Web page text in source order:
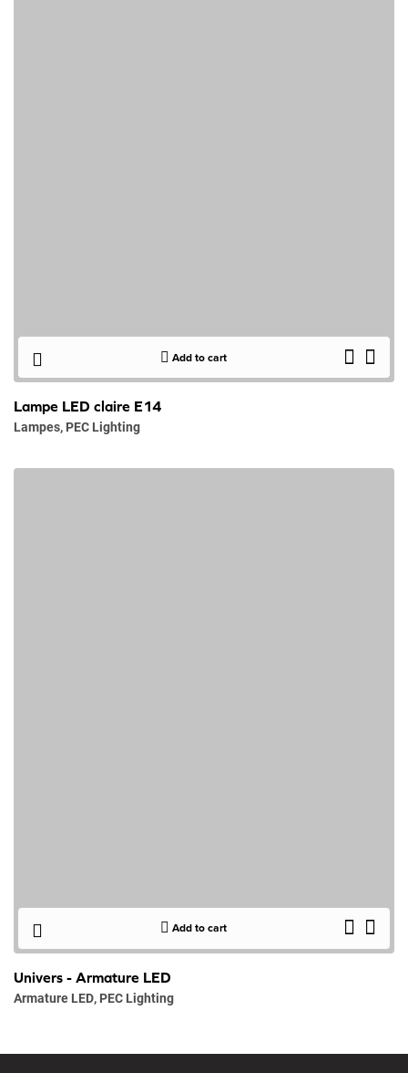
Add to cart
Lampe LED claire E14
Lampes, PEC Lighting
Add to cart
Univers - Armature LED
Armature LED, PEC Lighting